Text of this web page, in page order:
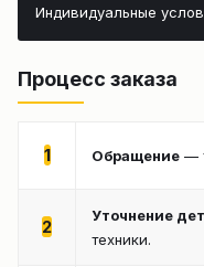
Индивидуальные
Процесс заказа
1 Обращение —
2
Уточнение
техники.